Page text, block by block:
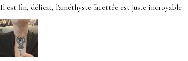
Il est fin, délicat, l'améthyste facettée est juste incroyable